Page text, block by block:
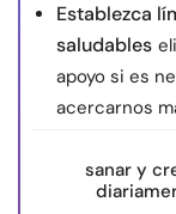
Establezca
saludables
apoyo si es
acercarnos
sanar y